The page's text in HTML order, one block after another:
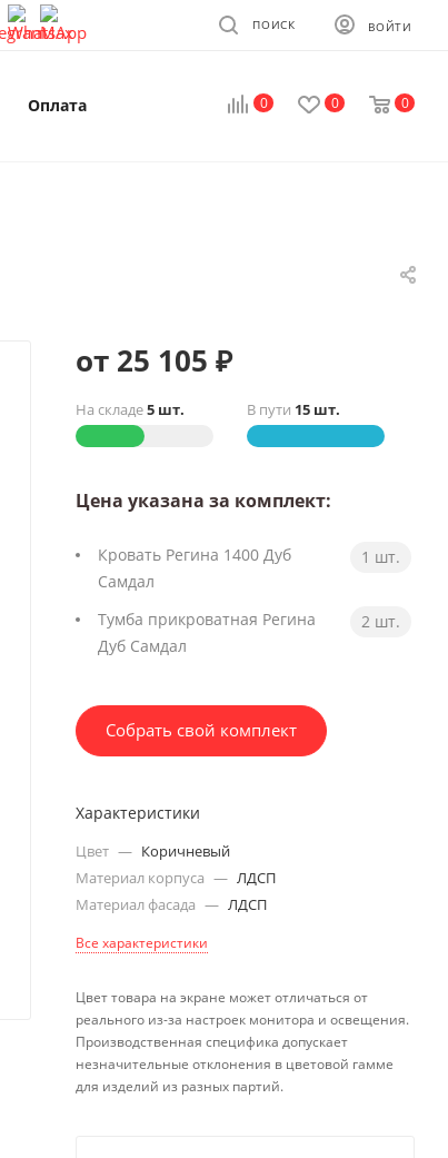
ВОЙТИ
ПОИСК
0 0 0
Оплата
от 25 105 ₽
На складе5 шт. В пути 15 шт.
Цена указана за комплект:
Кровать Регина 1400 Дуб
Самдал
1 шт.
Тумба прикроватная Регина
Дуб Самдал
2 шт.
Собрать свой комплект
Характеристики
Цвет — Коричневый
Материал корпуса — ЛДСП
Материал фасада — ЛДСП
Все характеристики
Цвет товара на экране может отличаться от
реального из-за настроек монитора и освещения.
Производственная специфика допускает
незначительные отклонения в цветовой гамме
для изделий из разных партий.